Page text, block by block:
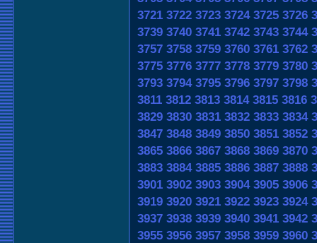
3721 3722 3723 3724 3725 3726
3739 3740 3741 3742 3743 3744
3757 3758 3759 3760 3761 3762
3775 3776 3777 3778 3779 3780
3793 3794 3795 3796 3797 3798
3811 3812 3813 3814 3815 3816
3829 3830 3831 3832 3833 3834
3847 3848 3849 3850 3851 3852
3865 3866 3867 3868 3869 3870
3883 3884 3885 3886 3887 3888
3901 3902 3903 3904 3905 3906
3919 3920 3921 3922 3923 3924
3937 3938 3939 3940 3941 3942
3955 3956 3957 3958 3959 3960